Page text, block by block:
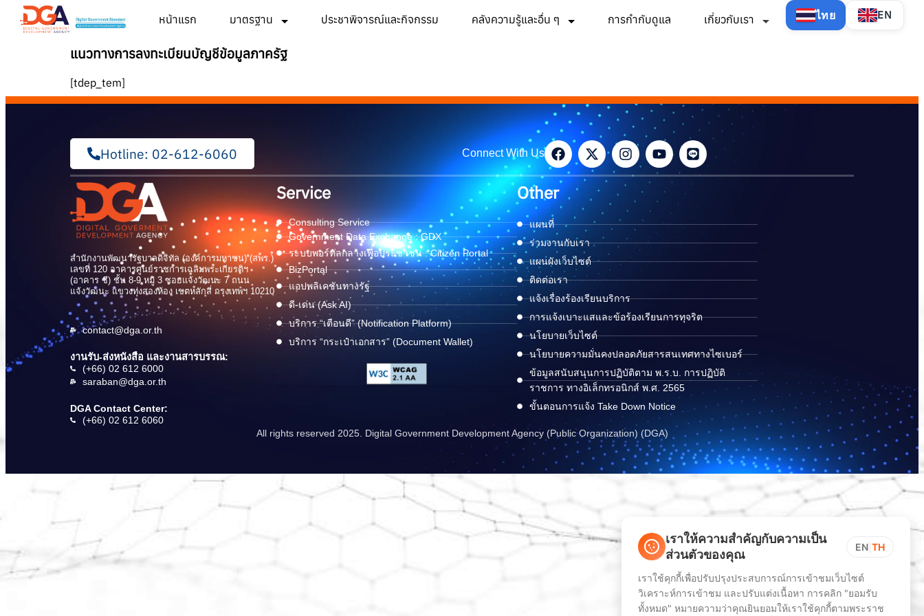
หน้าแรก มาตรฐาน ประชาพิจารณ์และกิจกรรม คลังความรู้และอื่น ๆ การกำกับดูแล เกี่ยวกับเรา ไทย EN
แนวทางการลงทะเบียนบัญชีข้อมูลภาครัฐ
[tdep_tem]
Hotline: 02-612-6060 Connect With Us
สำนักงานพัฒนารัฐบาลดิจิทัล (องค์การมหาชน) (สพร.)
เลขที่ 120 อาคารศูนย์ราชการเฉลิมพระเกียรติฯ
(อาคาร ซี) ชั้น 8-9 หมู่ 3 ซอยแจ้งวัฒนะ 7 ถนน
แจ้งวัฒนะ แขวงทุ่งสองห้อง เขตหลักสี่ กรุงเทพฯ 10210
contact@dga.or.th
งานรับ-ส่งหนังสือ และงานสารบรรณ:
(+66) 02 612 6000
saraban@dga.or.th
DGA Contact Center:
(+66) 02 612 6060
Service
Consulting Service
Government Data Exchange : GDX
ระบบพอร์ทัลกลางเพื่อประชาชน : Citizen Portal
BizPortal
แอปพลิเคชันทางรัฐ
ดี-เด่น (Ask AI)
บริการ “เตือนดี” (Notification Platform)
บริการ “กระเป๋าเอกสาร” (Document Wallet)
Other
แผนที่
ร่วมงานกับเรา
แผนผังเว็บไซต์
ติดต่อเรา
แจ้งเรื่องร้องเรียนบริการ
การแจ้งเบาะแสและข้อร้องเรียนการทุจริต
นโยบายเว็บไซต์
นโยบายความมั่นคงปลอดภัยสารสนเทศทางไซเบอร์
ข้อมูลสนับสนุนการปฏิบัติตาม พ.ร.บ. การปฏิบัติ
ราชการ ทางอิเล็กทรอนิกส์ พ.ศ. 2565
ขั้นตอนการแจ้ง Take Down Notice
All rights reserved 2025. Digital Government Development Agency (Public Organization) (DGA)
เราให้ความสำคัญกับความเป็น
ส่วนตัวของคุณ
EN TH
เราใช้คุกกี้เพื่อปรับปรุงประสบการณ์การเข้าชมเว็บไซต์
วิเคราะห์การเข้าชม และปรับแต่งเนื้อหา การคลิก "ยอมรับ
ทั้งหมด" หมายความว่าคุณยินยอมให้เราใช้คุกกี้ตามพระราช